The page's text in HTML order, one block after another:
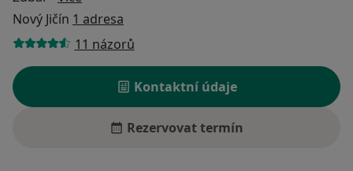
Nový Jičín 1 adresa
11 názorů
Kontaktní údaje
Rezervovat termín